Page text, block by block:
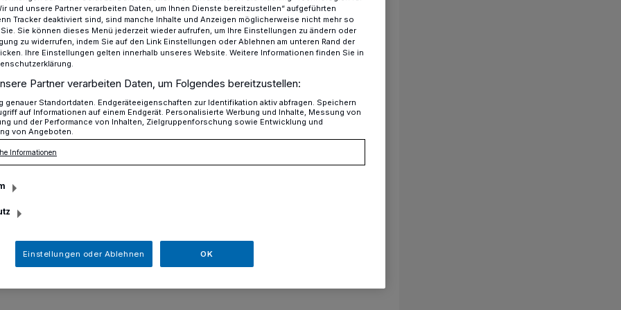
ADFC Erkrath codiert Fahrräder
codiert Fahrräder
Deutsche Fahrrad-Club (ADFC),
Codieren von Fahrrädern zur
den 20. November, 13 und 16
Gerberstraße 7, Alt-Erkrath.
nur mit vorheriger Terminvereinbarung.
und unsere Partner verarbeiten Daten, um Ihnen Dienste bereitzustellen“ aufgeführten
Tracker deaktiviert sind, sind manche Inhalte und Anzeigen möglicherweise nicht mehr so
Sie können dieses Menü jederzeit wieder aufrufen, um Ihre Einstellungen zu ändern oder
zu widerrufen, indem Sie auf den Link Einstellungen oder Ablehnen am unteren Rand der
Ihre Einstellungen gelten innerhalb unseres Website. Weitere Informationen finden Sie in
Partner verarbeiten Daten, um Folgendes bereitzustellen:
genauer Standortdaten. Endgeräteeigenschaften zur Identifikation aktiv abfragen. Speichern
auf Informationen auf einem Endgerät. Personalisierte Werbung und Inhalte, Messung von
und der Performance von Inhalten, Zielgruppenforschung sowie Entwicklung und
von Angeboten.
Informationen
Einstellungen oder Ablehnen OK